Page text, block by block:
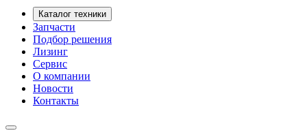
Каталог техники
Запчасти
Подбор решения
Лизинг
Сервис
О компании
Новости
Контакты